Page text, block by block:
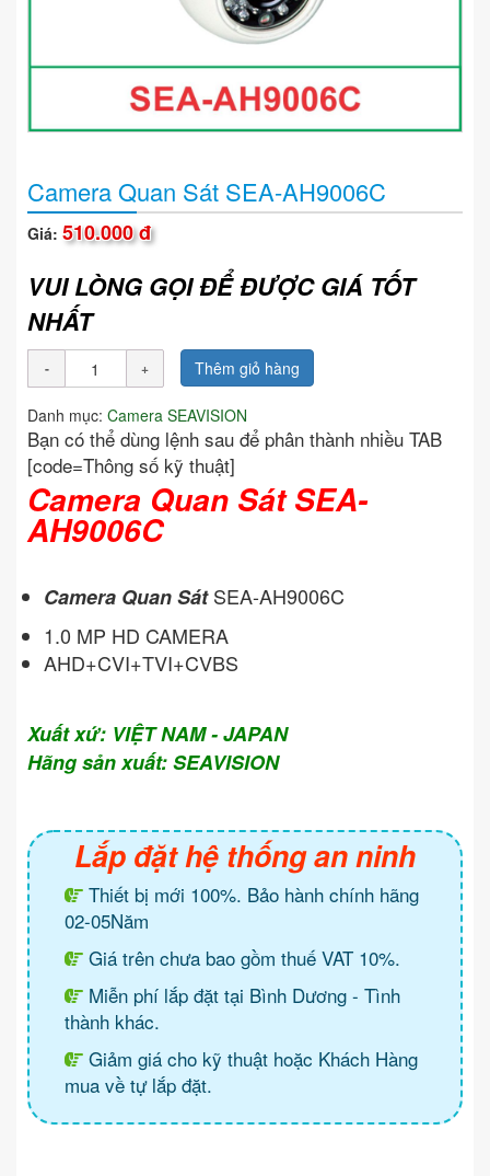
Camera Quan Sát SEA-AH9006C
Giá: 510.000 đ
VUI LÒNG GỌI ĐỂ ĐƯỢC GIÁ TỐT
NHẤT
Thêm giỏ hàng
Danh mục: Camera SEAVISION
Bạn có thể dùng lệnh sau để phân thành nhiều TAB
[code=Thông số kỹ thuật]
Camera Quan Sát SEA-
AH9006C
Camera Quan SátSEA-AH9006C
1.0 MP HD CAMERA
AHD+CVI+TVI+CVBS
Xuất xứ: VIỆT NAM - JAPAN
Hãng sản xuất: SEAVISION
Lắp đặt hệ thống an ninh
Thiết bị mới 100%. Bảo hành chính hãng
02-05Năm
Giá trên chưa bao gồm thuế VAT 10%.
Miễn phí lắp đặt tại Bình Dương - Tình
thành khác.
Giảm giá cho kỹ thuật hoặc Khách Hàng
mua về tự lắp đặt.